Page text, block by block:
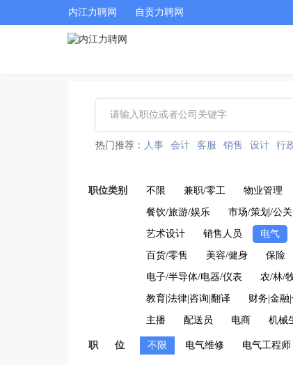
内江力聘网 自贡力聘网
热门推荐： 人事 会计 客服 销售 设计 行
职位类别 不限 兼职/零工 物业管理
餐饮/旅游/娱乐 市场/策划/公关
艺术设计 销售人员 电气
百货/零售 美容/健身 保险
电子/半导体/电器/仪表 农/林/
教育|法律|咨询|翻译 财务|金融
主播 配送员 电商 机械
职 位 不限 电气维修 电气工程师